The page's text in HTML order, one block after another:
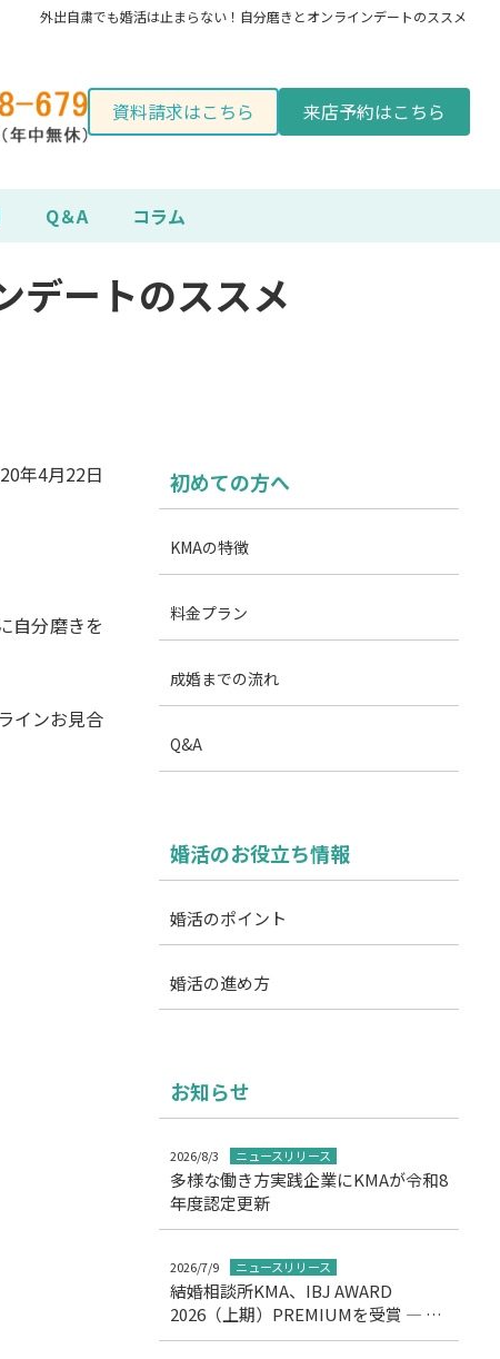
外出自粛でも婚活は止まらない！自分磨きとオンラインデートのススメ
資料請求はこちら 来店予約はこちら
Q＆A コラム
デートのススメ
年4月22日
自分磨きを
インお見合
初めての方へ
KMAの特徴
料金プラン
成婚までの流れ
Q&A
婚活のお役立ち情報
婚活のポイント
婚活の進め方
お知らせ
2026/8/3 ニュースリリース
多様な働き方実践企業にKMAが令和8
年度認定更新
2026/7/9 ニュースリリース
結婚相談所KMA、IBJ AWARD
2026（上期）PREMIUMを受賞 ― 11
期連続の高評価を達成